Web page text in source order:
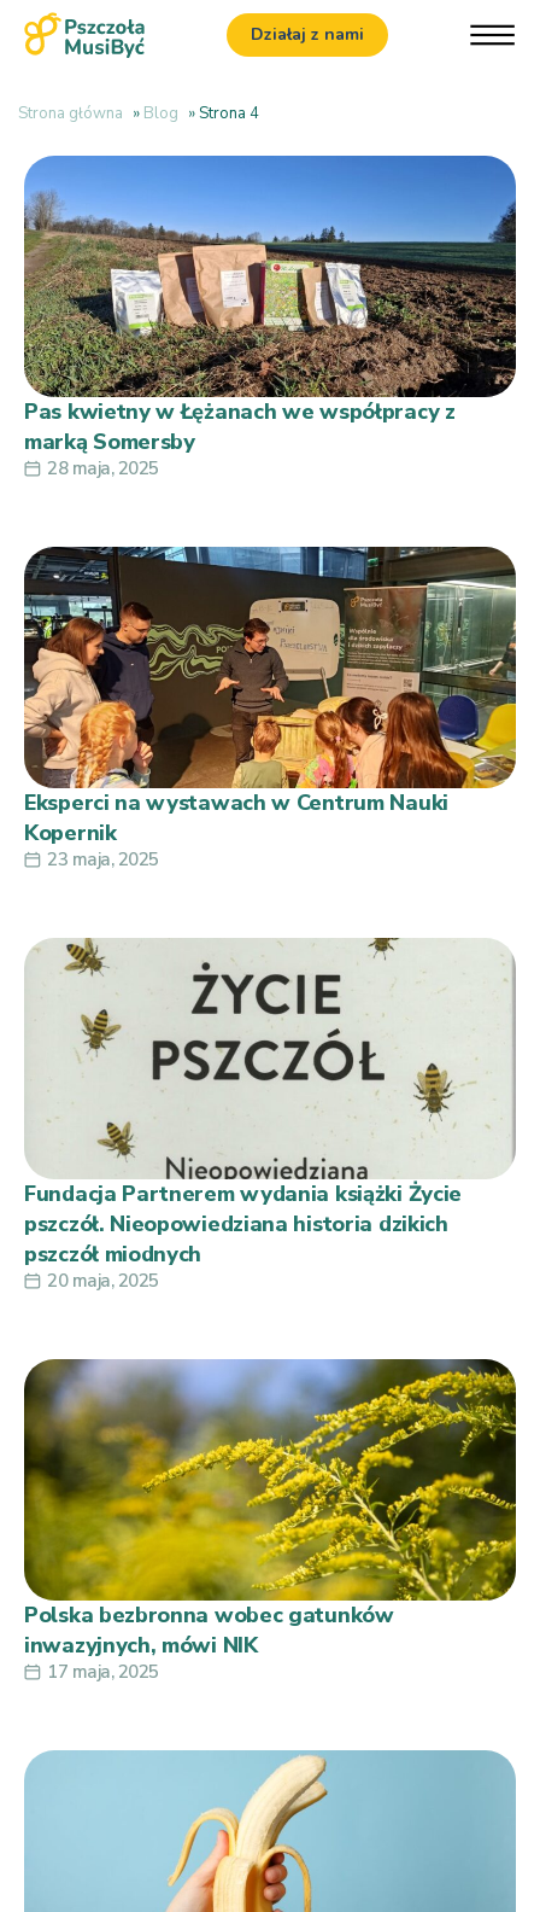
Działaj z nami
Strona główna » Blog »Strona 4
Pas kwietny w Łężanach we współpracy z
marką Somersby
28 maja, 2025
Eksperci na wystawach w Centrum Nauki
Kopernik
23 maja, 2025
Fundacja Partnerem wydania książki Życie
pszczół. Nieopowiedziana historia dzikich
pszczół miodnych
20 maja, 2025
Polska bezbronna wobec gatunków
inwazyjnych, mówi NIK
17 maja, 2025